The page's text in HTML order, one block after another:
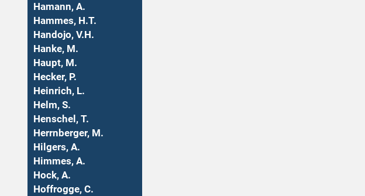
Hamann, A.
Hammes, H.T.
Handojo, V.H.
Hanke, M.
Haupt, M.
Hecker, P.
Heinrich, L.
Helm, S.
Henschel, T.
Herrnberger, M.
Hilgers, A.
Himmes, A.
Hock, A.
Hoffrogge, C.